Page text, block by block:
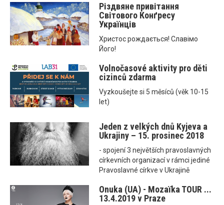
Різдвяне привітання
Світового Конґресу
Українців
Христос рождається! Славімо
Його!
Volnočasové aktivity pro děti
cizinců zdarma
Vyzkoušejte si 5 měsíců (věk 10-15
let)
Jeden z velkých dnů Kyjeva a
Ukrajiny – 15. prosinec 2018
- spojení 3 největších pravoslavných
církevních organizací v rámci jediné
Pravoslavné církve v Ukrajině
Onuka (UA) - Mozaїka TOUR ...
13.4.2019 v Praze